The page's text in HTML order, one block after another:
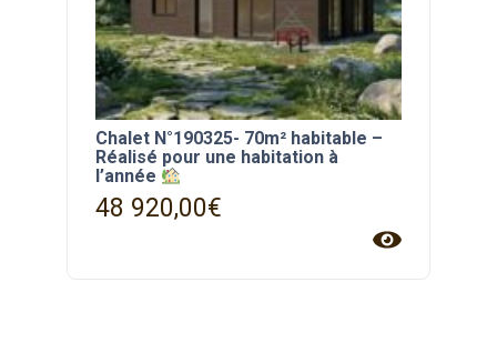
Chalet N°190325- 70m² habitable –
Réalisé pour une habitation à
l’année
48 920,00€